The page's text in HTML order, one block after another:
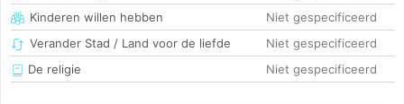
Kinderen willen hebben
Niet gespecificeerd
Verander Stad / Land voor de liefde
Niet gespecificeerd
De religie
Niet gespecificeerd